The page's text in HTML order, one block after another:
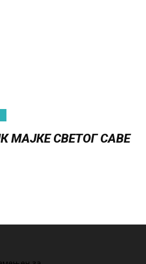
МАЈКЕ СВЕТОГ САВЕ